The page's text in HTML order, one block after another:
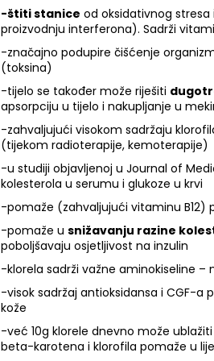
-štiti stanice od oksidativnog
proizvodnju interferona). Sadrži
-značajno podupire čišćenje
(toksina)
-tijelo se također može riješiti
apsorpciju u tijelo i nakupljanje u
-zahvaljujući visokom sadržaju
(tijekom radioterapije, kemoterapije)
-u studiji objavljenoj u Journal of
kolesterola u serumu i glukoze u krvi
-pomaže (zahvaljujući vitaminu B12)
-pomaže u snižavanju razine
poboljšavaju osjetljivost na inzulin
-klorela sadrži važne aminokiseline –
-visok sadržaj antioksidansa i CGF-a
kože
-već 10g klorele dnevno može
beta-karotena i klorofila pomaže u